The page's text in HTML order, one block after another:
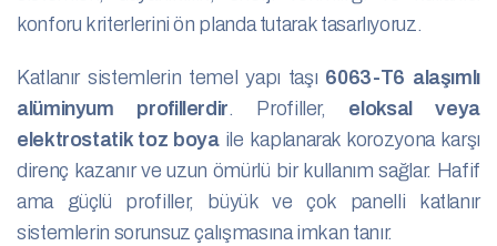
konforu kriterlerini ön planda tutarak tasarlıyoruz.
Katlanır sistemlerin temel yapı taşı 6063-T6 alaşımlı
alüminyum profillerdir. Profiller, eloksal veya
elektrostatik toz boyaile kaplanarak korozyona karşı
direnç kazanır ve uzun ömürlü bir kullanım sağlar. Hafif
ama güçlü profiller, büyük ve çok panelli katlanır
sistemlerin sorunsuz çalışmasına imkan tanır.